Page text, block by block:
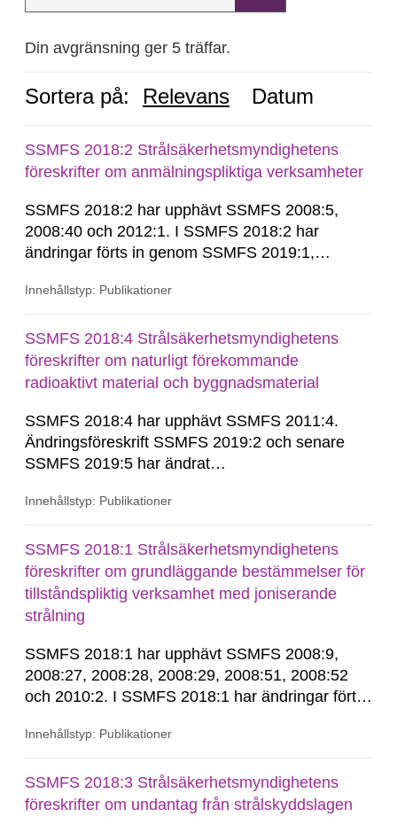
Din avgränsning ger 5 träffar.
Sortera på: Relevans Datum
SSMFS 2018:2 Strålsäkerhetsmyndighetens
föreskrifter om anmälningspliktiga verksamheter
SSMFS 2018:2 har upphävt SSMFS 2008:5,
2008:40 och 2012:1. I SSMFS 2018:2 har
ändringar förts in genom SSMFS 2019:1,
Innehållstyp: Publikationer
SSMFS 2018:4 Strålsäkerhetsmyndighetens
föreskrifter om naturligt förekommande
radioaktivt material och byggnadsmaterial
SSMFS 2018:4 har upphävt SSMFS 2011:4.
Ändringsföreskrift SSMFS 2019:2 och senare
SSMFS 2019:5 har ändrat
2018:4.
Innehållstyp: Publikationer
SSMFS 2018:1 Strålsäkerhetsmyndighetens
föreskrifter om grundläggande bestämmelser för
tillståndspliktig verksamhet med joniserande
strålning
SSMFS 2018:1 har upphävt SSMFS 2008:9,
2008:27, 2008:28, 2008:29, 2008:51, 2008:52
och 2010:2. I SSMFS 2018:1 har ändringar förts
SSMFS 2022:14, SSMFS 2024:2 och SSMFS
Innehållstyp: Publikationer
SSMFS 2018:3 Strålsäkerhetsmyndighetens
föreskrifter om undantag från strålskyddslagen